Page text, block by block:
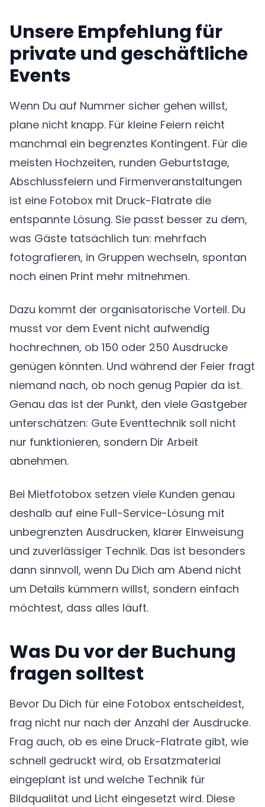
Unsere Empfehlung für
private und geschäftliche
Events
Wenn Du auf Nummer sicher gehen willst,
plane nicht knapp. Für kleine Feiern reicht
manchmal ein begrenztes Kontingent. Für die
meisten Hochzeiten, runden Geburtstage,
Abschlussfeiern und Firmenveranstaltungen
ist eine Fotobox mit Druck-Flatrate die
entspannte Lösung. Sie passt besser zu dem,
was Gäste tatsächlich tun: mehrfach
fotografieren, in Gruppen wechseln, spontan
noch einen Print mehr mitnehmen.
Dazu kommt der organisatorische Vorteil. Du
musst vor dem Event nicht aufwendig
hochrechnen, ob 150 oder 250 Ausdrucke
genügen könnten. Und während der Feier fragt
niemand nach, ob noch genug Papier da ist.
Genau das ist der Punkt, den viele Gastgeber
unterschätzen: Gute Eventtechnik soll nicht
nur funktionieren, sondern Dir Arbeit
abnehmen.
Bei Mietfotobox setzen viele Kunden genau
deshalb auf eine Full-Service-Lösung mit
unbegrenzten Ausdrucken, klarer Einweisung
und zuverlässiger Technik. Das ist besonders
dann sinnvoll, wenn Du Dich am Abend nicht
um Details kümmern willst, sondern einfach
möchtest, dass alles läuft.
Was Du vor der Buchung
fragen solltest
Bevor Du Dich für eine Fotobox entscheidest,
frag nicht nur nach der Anzahl der Ausdrucke.
Frag auch, ob es eine Druck-Flatrate gibt, wie
schnell gedruckt wird, ob Ersatzmaterial
eingeplant ist und welche Technik für
Bildqualität und Licht eingesetzt wird. Diese